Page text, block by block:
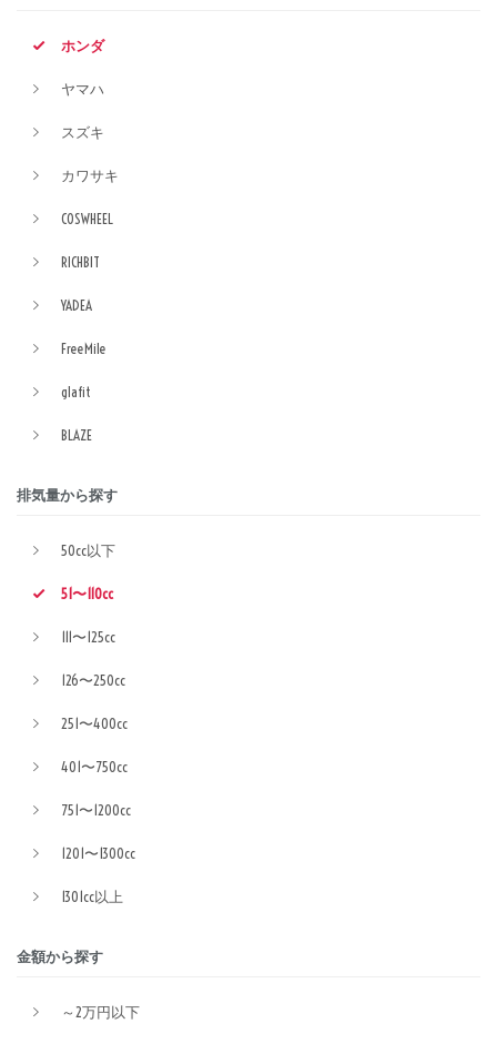
ホンダ
ヤマハ
スズキ
カワサキ
COSWHEEL
RICHBIT
YADEA
FreeMile
glafit
BLAZE
排気量から探す
50cc以下
51〜110cc
111〜125cc
126〜250cc
251〜400cc
401〜750cc
751〜1200cc
1201〜1300cc
1301cc以上
金額から探す
～2万円以下